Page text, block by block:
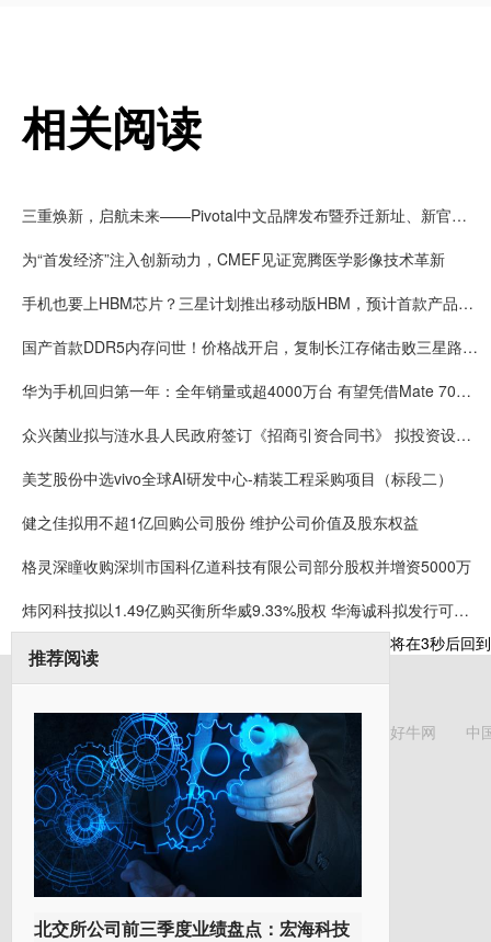
相关阅读
三重焕新，启航未来——Pivotal中文品牌发布暨乔迁新址、新官网上线
为“首发经济”注入创新动力，CMEF见证宽腾医学影像技术革新
手机也要上HBM芯片？三星计划推出移动版HBM，预计首款产品2028年上市
国产首款DDR5内存问世！价格战开启，复制长江存储击败三星路径！
华为手机回归第一年：全年销量或超4000万台 有望凭借Mate 70在高端市场击败苹果
众兴菌业拟与涟水县人民政府签订《招商引资合同书》 拟投资设立涟水食用菌产业园项目
美芝股份中选vivo全球AI研发中心-精装工程采购项目（标段二）
健之佳拟用不超1亿回购公司股份 维护公司价值及股东权益
格灵深瞳收购深圳市国科亿道科技有限公司部分股权并增资5000万
炜冈科技拟以1.49亿购买衡所华威9.33%股权 华海诚科拟发行可转债收购炜冈科技所持衡所华威股权
推荐阅读
北交所公司前三季度业绩盘点：宏海科技
将在3秒后回
好牛网 中